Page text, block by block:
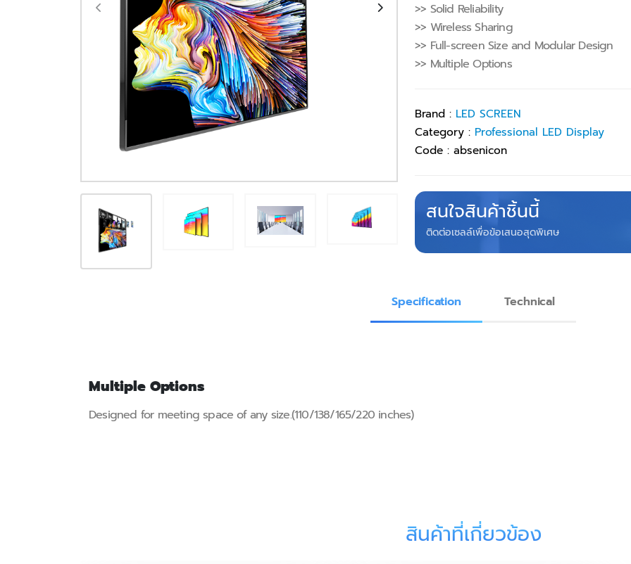
>> Solid Reliability
>> Wireless Sharing
>> Full-screen Size and Modular Design
>> Multiple Options
Brand : LED SCREEN
Category : Professional LED Display
Code : absenicon
สนใจสินค้าชิ้นนี้
ติดต่อเซลล์เพื่อข้อเสนอสุดพิเศษ
Specification Technical
Multiple Options
Designed for meeting space of any size.(110/138/165/220 inches)
สินค้าที่เกี่ยวข้อง